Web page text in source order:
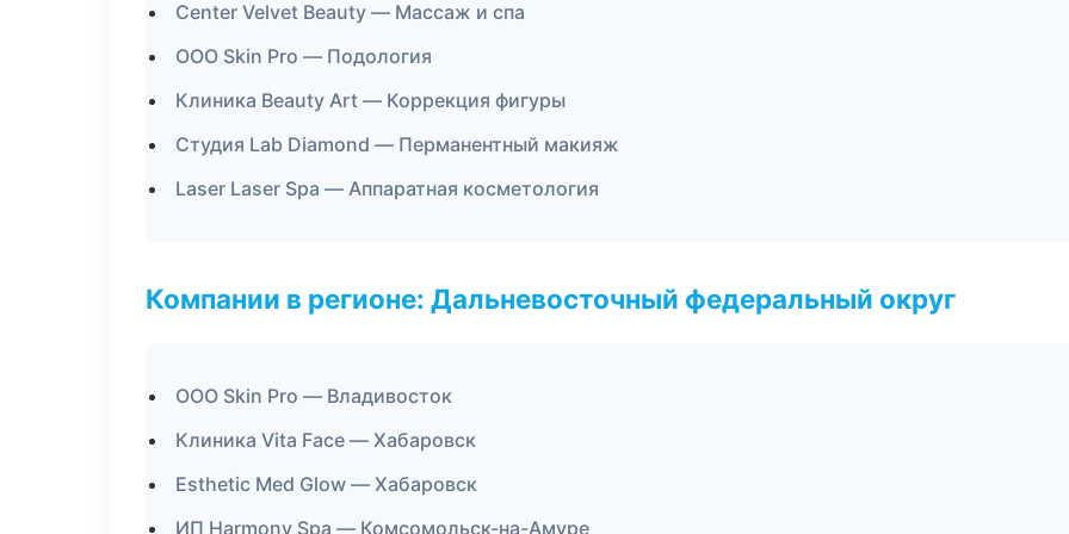
Center Velvet Beauty — Массаж и спа
ООО Skin Pro — Подология
Клиника Beauty Art — Коррекция фигуры
Студия Lab Diamond — Перманентный макияж
Laser Laser Spa — Аппаратная косметология
Компании в регионе: Дальневосточный федеральный округ
ООО Skin Pro — Владивосток
Клиника Vita Face — Хабаровск
Esthetic Med Glow — Хабаровск
ИП Harmony Spa — Комсомольск-на-Амуре